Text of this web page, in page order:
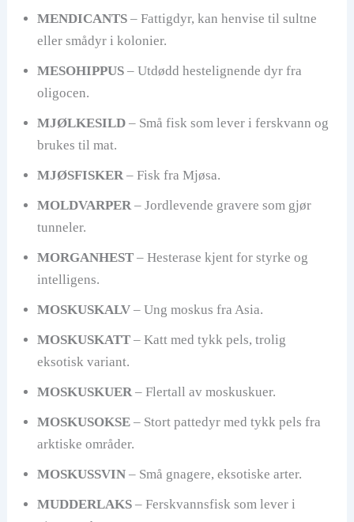
MENDICANTS– Fattigdyr, kan henvise til sultne
eller smådyr i kolonier.
MESOHIPPUS– Utdødd hestelignende dyr fra
oligocen.
MJØLKESILD– Små fisk som lever i ferskvann og
brukes til mat.
MJØSFISKER– Fisk fra Mjøsa.
MOLDVARPER– Jordlevende gravere som gjør
tunneler.
MORGANHEST– Hesterase kjent for styrke og
intelligens.
MOSKUSKALV– Ung moskus fra Asia.
MOSKUSKATT– Katt med tykk pels, trolig
eksotisk variant.
MOSKUSKUER– Flertall av moskuskuer.
MOSKUSOKSE– Stort pattedyr med tykk pels fra
arktiske områder.
MOSKUSSVIN– Små gnagere, eksotiske arter.
MUDDERLAKS– Ferskvannsfisk som lever i